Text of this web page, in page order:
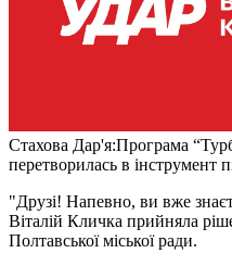
Стахова Дар'я:Програма
перетворилась в інструмент
"Друзі! Напевно, ви вже
Віталій Кличка прийняла
Полтавської міської ради.